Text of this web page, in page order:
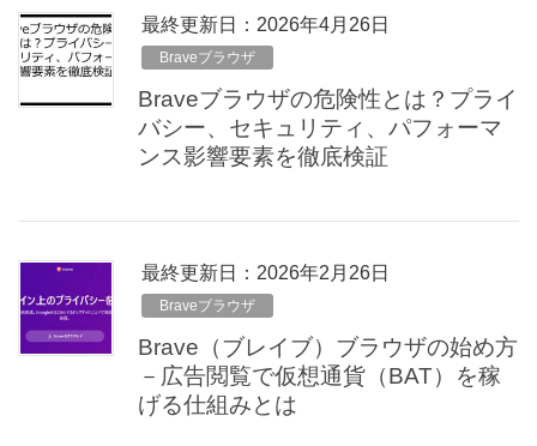
最終更新日：2026年4月26日
Braveブラウザ
Braveブラウザの危険性とは？プライ
バシー、セキュリティ、パフォーマ
ンス影響要素を徹底検証
最終更新日：2026年2月26日
Braveブラウザ
Brave（ブレイブ）ブラウザの始め方
－広告閲覧で仮想通貨（BAT）を稼
げる仕組みとは